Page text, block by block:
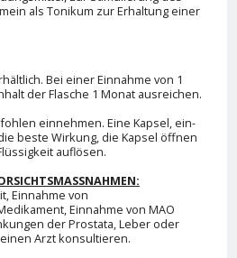
als Tonikum zur Erhaltung einer
Bei einer Einnahme von 1
der Flasche 1 Monat ausreichen.
einnehmen. Eine Kapsel, ein-
beste Wirkung, die Kapsel öffnen
auflösen.
Einnahme von
Einnahme von MAO
der Prostata, Leber oder
Arzt konsultieren.